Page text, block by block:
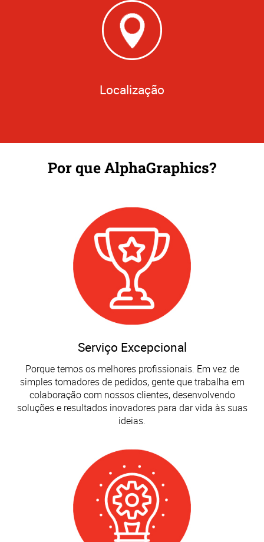
Localização
Por que AlphaGraphics?
Serviço Excepcional
Porque temos os melhores profissionais. Em vez de
simples tomadores de pedidos, gente que trabalha em
colaboração com nossos clientes, desenvolvendo
soluções e resultados inovadores para dar vida às suas
ideias.